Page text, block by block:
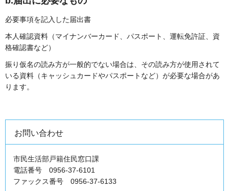
必要事項を記入した届出書
本人確認資料（マイナンバーカード、パスポート、運転免許証、資
格確認書など）
振り仮名の読み方が一般的でない場合は、その読み方が使用されて
いる資料（キャッシュカードやパスポートなど）が必要な場合があ
ります。
お問い合わせ
市民生活部戸籍住民窓口課
電話番号 0956-37-6101
ファックス番号 0956-37-6133